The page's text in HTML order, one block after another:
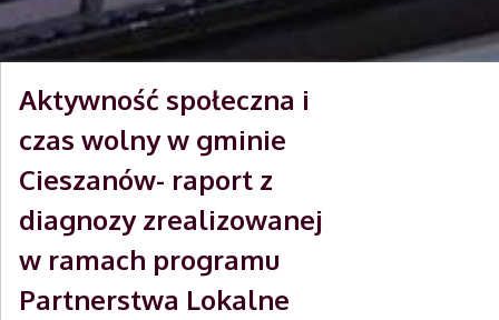
Aktywność społeczna i
czas wolny w gminie
Cieszanów- raport z
diagnozy zrealizowanej
w ramach programu
Partnerstwa Lokalne